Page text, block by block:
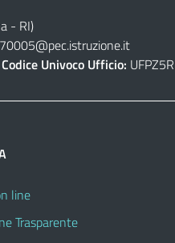
- RI)
Codice Univoco Ufficio: UFPZ5R
line
Trasparente